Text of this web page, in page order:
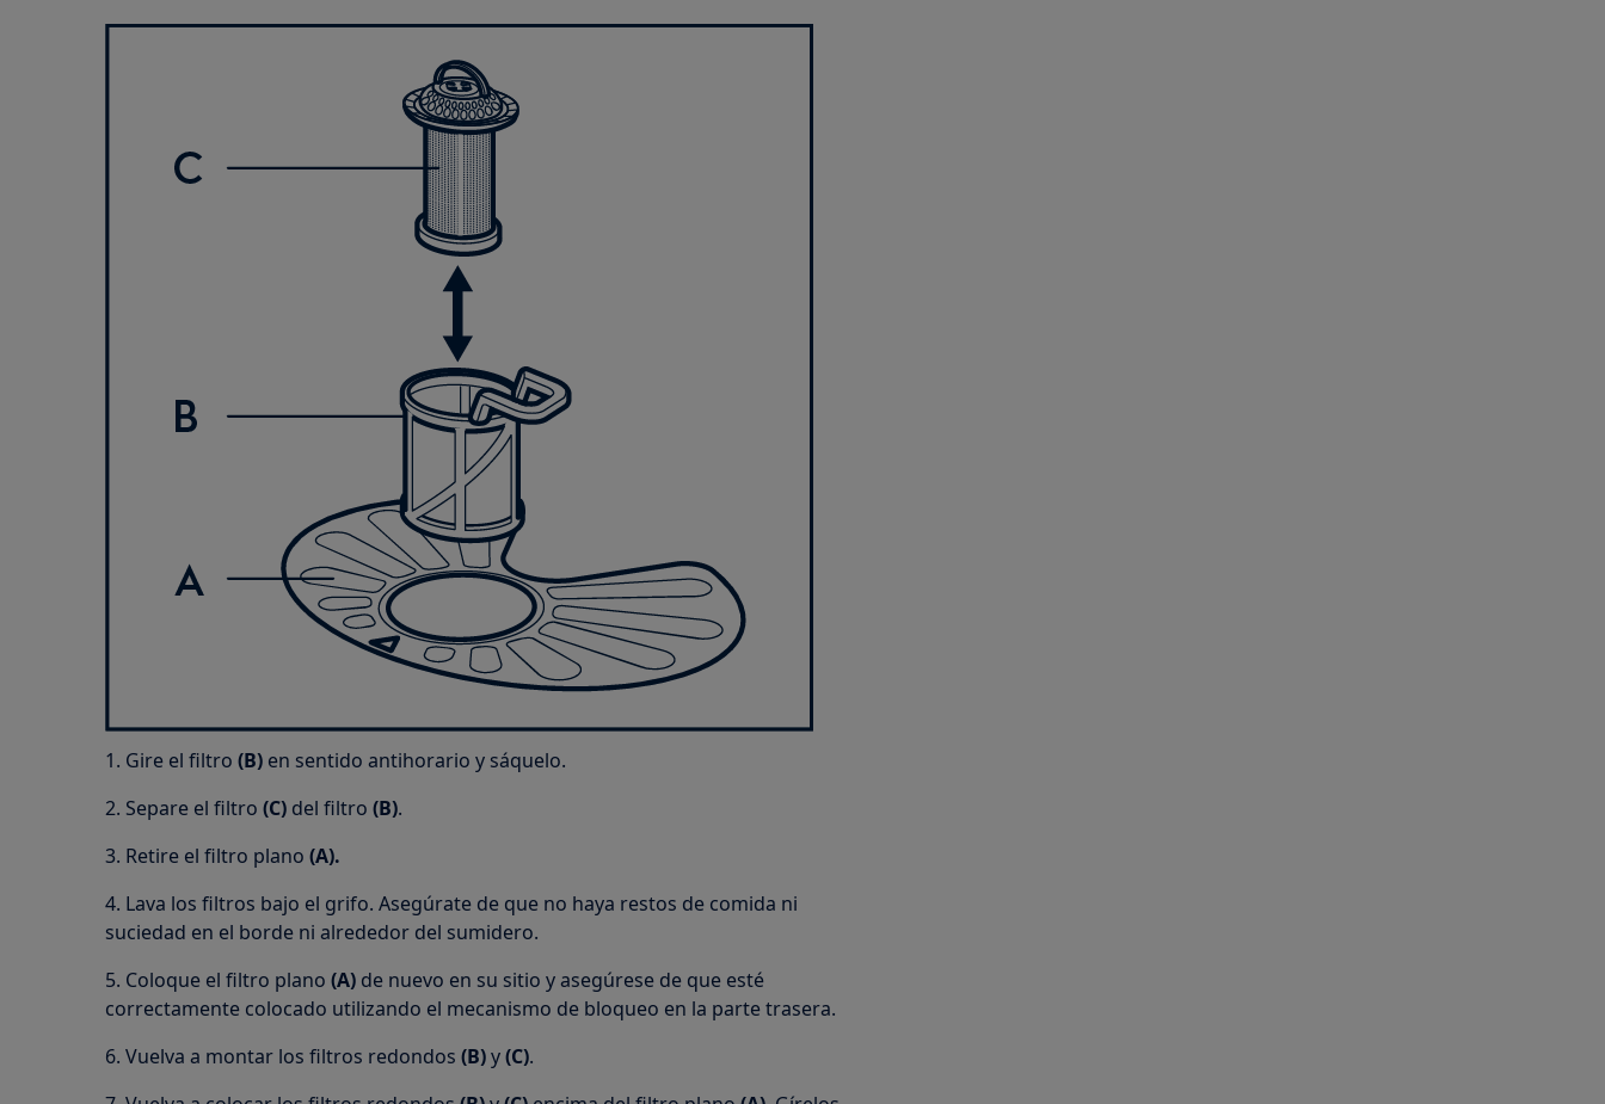
1. Gire el filtro (B) en sentido antihorario y sáquelo.
2. Separe el filtro (C) del filtro (B).
3. Retire el filtro plano (A).
4. Lava los filtros bajo el grifo. Asegúrate de que no haya restos de comida ni
suciedad en el borde ni alrededor del sumidero.
5. Coloque el filtro plano (A) de nuevo en su sitio y asegúrese de que esté
correctamente colocado utilizando el mecanismo de bloqueo en la parte trasera.
6. Vuelva a montar los filtros redondos (B)y(C).